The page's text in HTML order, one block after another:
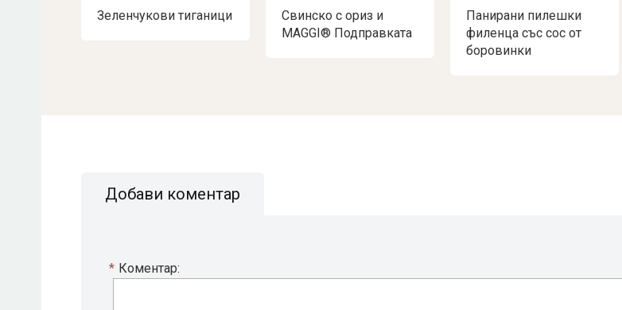
Зеленчукови тиганици
Свинско с ориз и
MAGGI® Подправката
Панирани пилешки
филенца със сос от
боровинки
Добави коментар
Коментар:
*